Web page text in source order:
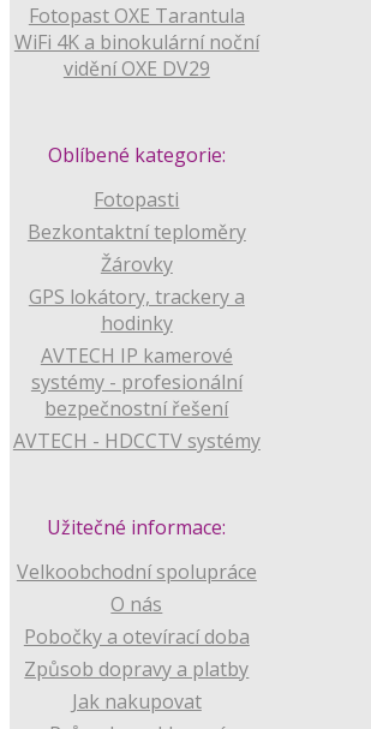
Fotopast OXE Tarantula
WiFi 4K a binokulární noční
vidění OXE DV29
Oblíbené kategorie:
Fotopasti
Bezkontaktní teploměry
Žárovky
GPS lokátory, trackery a
hodinky
AVTECH IP kamerové
systémy - profesionální
bezpečnostní řešení
AVTECH - HDCCTV systémy
Užitečné informace:
Velkoobchodní spolupráce
O nás
Pobočky a otevírací doba
Způsob dopravy a platby
Jak nakupovat